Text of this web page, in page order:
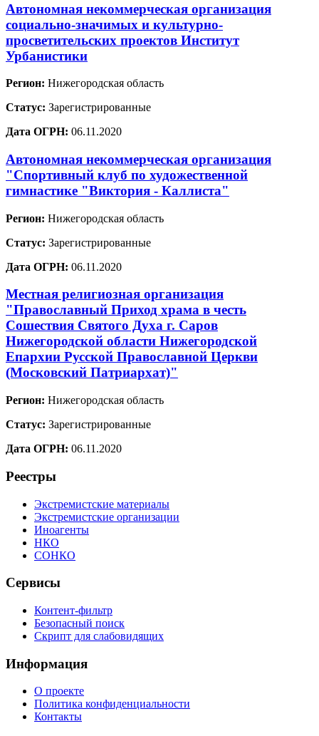
Автономная некоммерческая организация
социально-значимых и культурно-
просветительских проектов Институт
Урбанистики
Регион: Нижегородская область
Статус: Зарегистрированные
Дата ОГРН: 06.11.2020
Автономная некоммерческая организация
"Спортивный клуб по художественной
гимнастике "Виктория - Каллиста"
Регион: Нижегородская область
Статус: Зарегистрированные
Дата ОГРН: 06.11.2020
Местная религиозная организация
"Православный Приход храма в честь
Сошествия Святого Духа г. Саров
Нижегородской области Нижегородской
Епархии Русской Православной Церкви
(Московский Патриархат)"
Регион: Нижегородская область
Статус: Зарегистрированные
Дата ОГРН: 06.11.2020
Реестры
Экстремистские материалы
Экстремистские организации
Иноагенты
НКО
СОНКО
Сервисы
Контент-фильтр
Безопасный поиск
Скрипт для слабовидящих
Информация
О проекте
Политика конфиденциальности
Контакты